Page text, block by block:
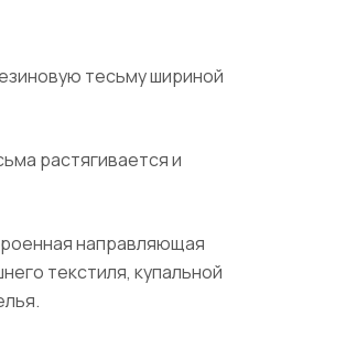
тесьму шириной
растягивается и
направляющая
текстиля, купальной